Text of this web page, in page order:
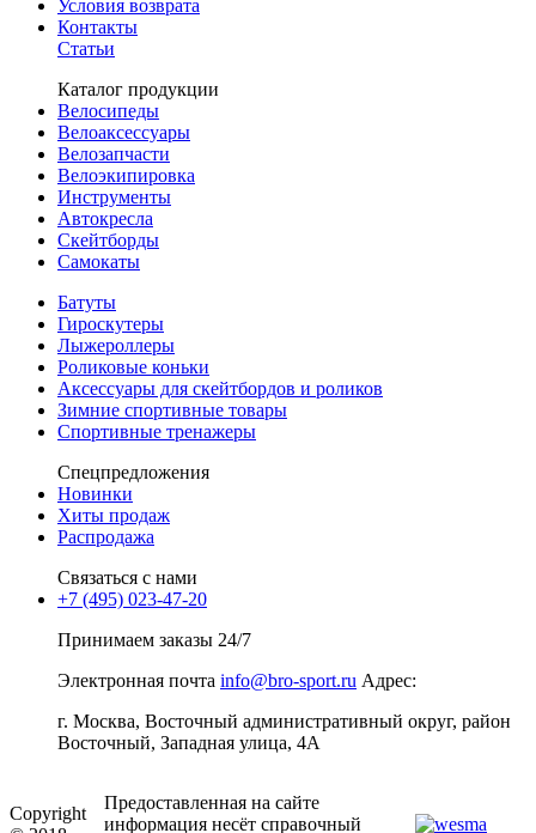
Условия возврата
Контакты
Статьи
Каталог продукции
Велосипеды
Велоаксессуары
Велозапчасти
Велоэкипировка
Инструменты
Автокресла
Скейтборды
Самокаты
Батуты
Гироскутеры
Лыжероллеры
Роликовые коньки
Аксессуары для скейтбордов и роликов
Зимние спортивные товары
Спортивные тренажеры
Спецпредложения
Новинки
Хиты продаж
Распродажа
Связаться с нами
+7 (495) 023-47-20
Принимаем заказы 24/7
Электронная почта info@bro-sport.ru Адрес:
г. Москва, Восточный административный округ, район
Восточный, Западная улица, 4А
Copyright
Предоставленная на сайте
информация несёт справочный